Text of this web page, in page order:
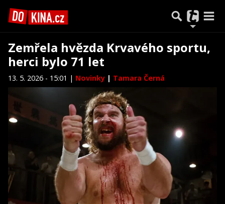
Zemřela hvězda Krvavého sportu,
herci bylo 71 let
13. 5. 2026 - 15:01 | Novinky | Tamara Černá